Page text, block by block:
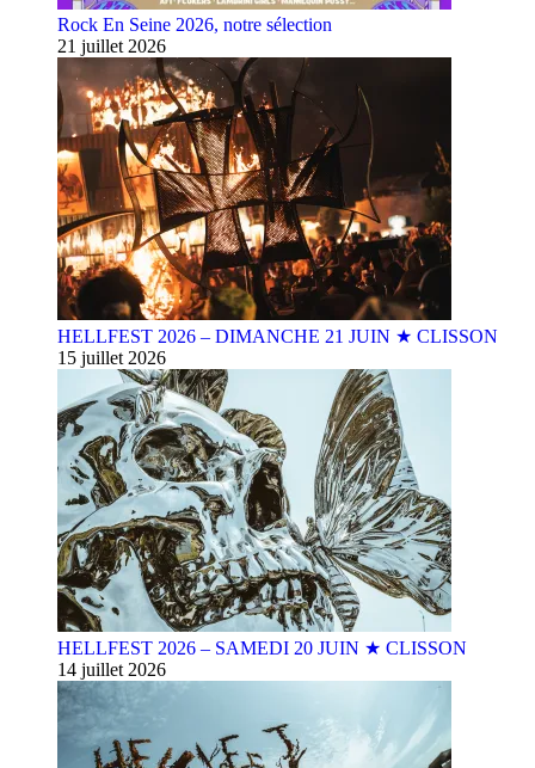
Rock En Seine 2026, notre sélection
21 juillet 2026
HELLFEST 2026 – DIMANCHE 21 JUIN ★ CLISSON
15 juillet 2026
HELLFEST 2026 – SAMEDI 20 JUIN ★ CLISSON
14 juillet 2026